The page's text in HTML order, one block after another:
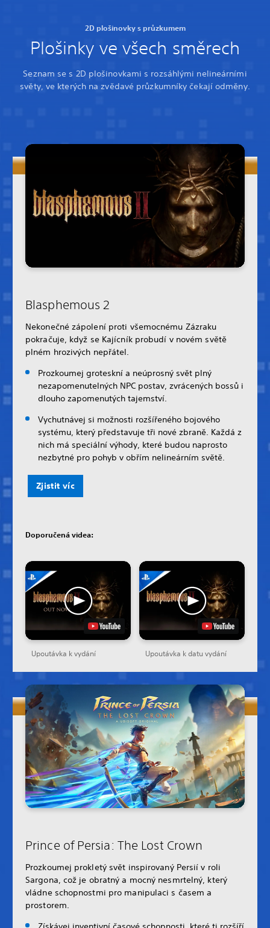
2D plošinovky s průzkumem
Plošinky ve všech směrech
Seznam se s 2D plošinovkami s rozsáhlými nelineárními
světy, ve kterých na zvědavé průzkumníky čekají odměny.
Blasphemous 2
Nekonečné zápolení proti všemocnému Zázraku
pokračuje, když se Kajícník probudí v novém světě
plném hrozivých nepřátel.
Prozkoumej groteskní a neúprosný svět plný
nezapomenutelných NPC postav, zvrácených bossů i
dlouho zapomenutých tajemství.
Vychutnávej si možnosti rozšířeného bojového
systému, který představuje tři nové zbraně. Každá z
nich má speciální výhody, které budou naprosto
nezbytné pro pohyb v obřím nelineárním světě.
Zjistit víc
Doporučená videa:
Upoutávka k vydání Upoutávka k datu vydání
Prince of Persia: The Lost Crown
Prozkoumej prokletý svět inspirovaný Persií v roli
Sargona, což je obratný a mocný nesmrtelný, který
vládne schopnostmi pro manipulaci s časem a
prostorem.